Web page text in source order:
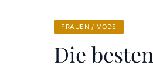
FRAUEN / MODE
Die